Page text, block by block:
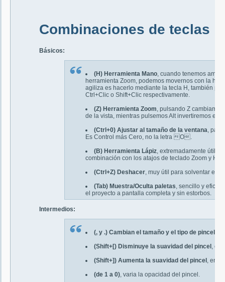
Combinaciones de teclas
Básicos:
(H) Herramienta Mano, cuando tenemos
herramienta Zoom, podemos movernos con la
agiliza es hacerlo mediante la tecla H, también
Ctrl+Clic o Shift+Clic respectivamente.
(Z) Herramienta Zoom, pulsando Z
de la vista, mientras pulsemos Alt invertiremos el
(Ctrl+0) Ajustar al tamaño de la ventana, para
Es Control más Cero, no la letra O.
(B) Herramienta Lápiz, extremadamente útil
combinación con los atajos de teclado Zoom y
(Ctrl+Z) Deshacer, muy útil para solventar
(Tab) Muestra/Oculta paletas, sencillo y
el proyecto a pantalla completa y sin estorbos.
Intermedios:
(, y .) Cambian el tamaño y el tipo de pincel
(Shift+[) Disminuye la suavidad del pincel, en
(Shift+]) Aumenta la suavidad del pincel, en
(de 1 a 0), varia la opacidad del pincel.